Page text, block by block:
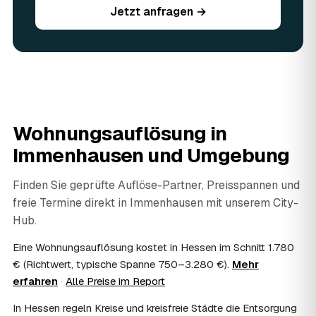
werden vor Ort begutachtet und auf den Preis
angerechnet — das senkt Ihre Kosten. Brauchbares wird
absetzbar?
In vielen Fällen ja: Als haushaltsnahe Dienstleistung
lassen sich Arbeits- und Fahrtkosten anteilig von der
Steuer absetzen, bei einer Auflösung im Erbfall unter
Umständen als Nachlassverbindlichkeit. Sie erhalten eine
ordentliche Rechnung mit ausgewiesenem Lohnanteil; die
genaue Anrechnung klären Sie mit Ihrem Steuerberater.
09
Muss ich bei der Wohnungsauflösung anwesend
Nicht zwingend. Viele Auflösungen in Immenhausen
laufen nach Schlüsselübergabe ohne Sie ab — praktisch,
wenn Sie weiter entfernt wohnen. Sie können aber
Jetzt anfragen →
Wohnungsauflösung in
Immenhausen und Umgebung
Finden Sie geprüfte Auflöse-Partner, Preisspannen und
freie Termine direkt in Immenhausen mit unserem City-
Hub.
Eine Wohnungsauflösung kostet in Hessen im Schnitt 1.780
€ (Richtwert, typische Spanne 750–3.280 €). Mehr
erfahren · Alle Preise im Report
In Hessen regeln Kreise und kreisfreie Städte die Entsorgung